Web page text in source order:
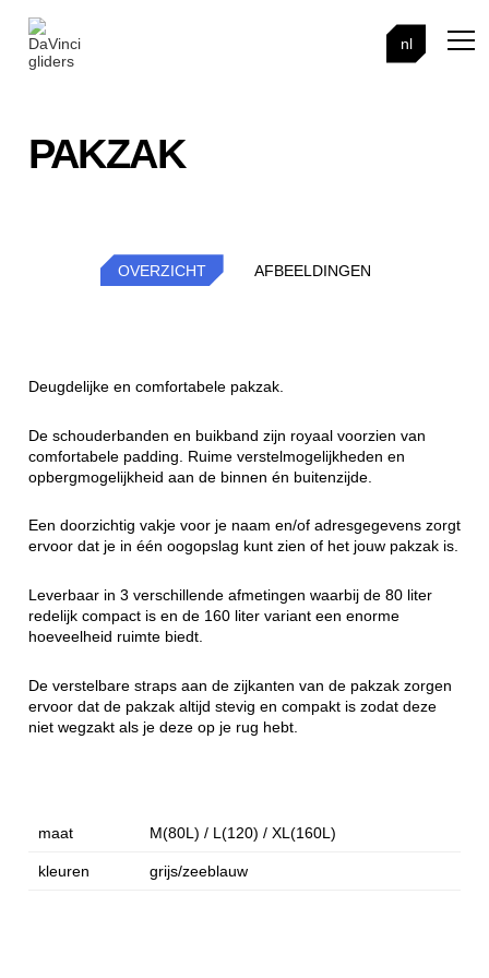
nl
PAKZAK
OVERZICHT AFBEELDINGEN
Deugdelijke en comfortabele pakzak.
De schouderbanden en buikband zijn royaal voorzien van
comfortabele padding. Ruime verstelmogelijkheden en
opbergmogelijkheid aan de binnen én buitenzijde.
Een doorzichtig vakje voor je naam en/of adresgegevens zorgt
ervoor dat je in één oogopslag kunt zien of het jouw pakzak is.
Leverbaar in 3 verschillende afmetingen waarbij de 80 liter
redelijk compact is en de 160 liter variant een enorme
hoeveelheid ruimte biedt.
De verstelbare straps aan de zijkanten van de pakzak zorgen
ervoor dat de pakzak altijd stevig en compakt is zodat deze
niet wegzakt als je deze op je rug hebt.
maat M(80L) / L(120) / XL(160L)
kleuren grijs/zeeblauw